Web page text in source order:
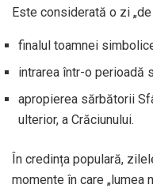
Este considerată o zi
finalul toamnei
intrarea într-o perioadă
apropierea sărbătorii
ulterior, a Crăciunului.
În credința populară,
momente în care „lumea